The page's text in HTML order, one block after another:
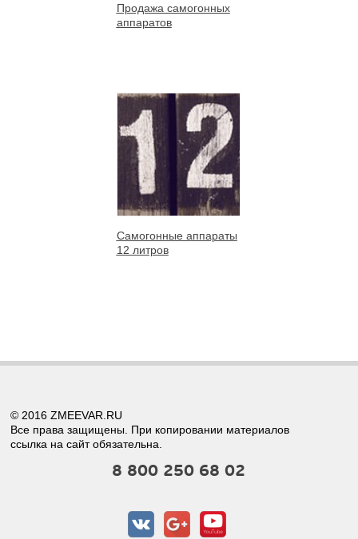
Продажа самогонных
аппаратов
Самогонные аппараты
12 литров
© 2016 ZMEEVAR.RU
Все права защищены. При копировании материалов
ссылка на сайт обязательна.
8 800 250 68 02